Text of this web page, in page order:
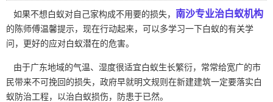
如果不想白蚁对自己家构成不用要的损失， 南沙专业治白蚁机构
的陈师傅温馨提示，现在行动起来，可以多学习一下白蚁的有关学
问，更好的应对白蚁潜在的危害。
由于广东地域的气温、湿度很适宜白蚁生长繁衍，常常给宽广的市
民带来不可挽回的损失，政府早就明文规则在新建建筑一定要落实白
蚁防治工程，以治白蚁损伤，防患于已然。